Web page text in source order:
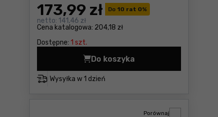
Do 10 rat 0%
Cena katalogowa: 204,18 zł
173,99 zł
netto: 141,46 zł
Dostępne: 1 szt.
Wysyłka w 1 dzień
Do koszyka
Wkładka do szafki z
Porównaj